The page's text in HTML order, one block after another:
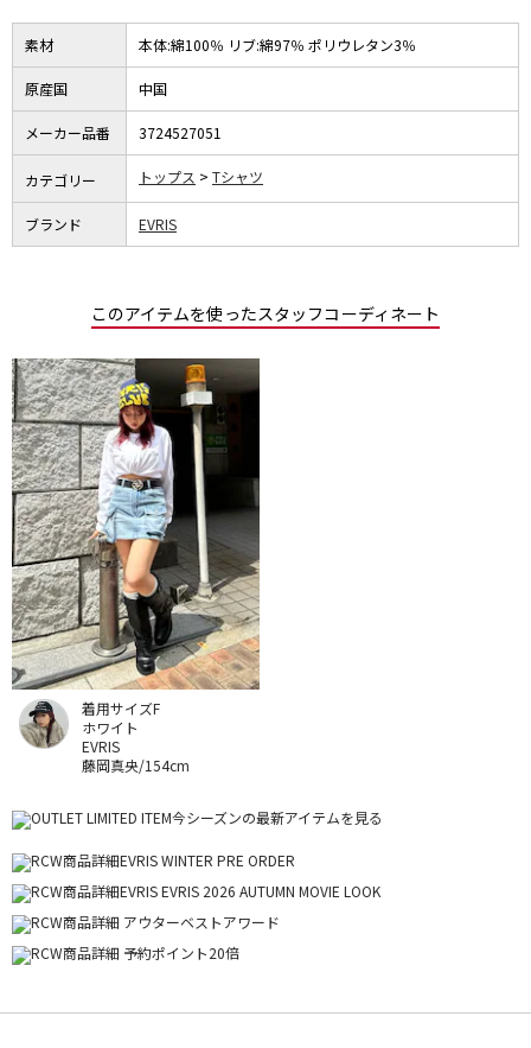
素材 本体:綿100％ リブ:綿97％ ポリウレタン3％
原産国 中国
メーカー品番 3724527051
カテゴリー トップス Tシャツ
ブランド EVRIS
このアイテムを使ったスタッフコーディネート
着用サイズF
ホワイト
EVRIS
藤岡真央/154cm